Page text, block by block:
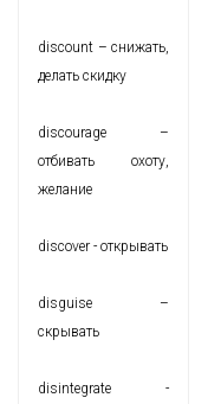
discount – снижать,
делать скидку
discourage –
отбивать охоту,
желание
discover - открывать
disguise –
скрывать
disintegrate -